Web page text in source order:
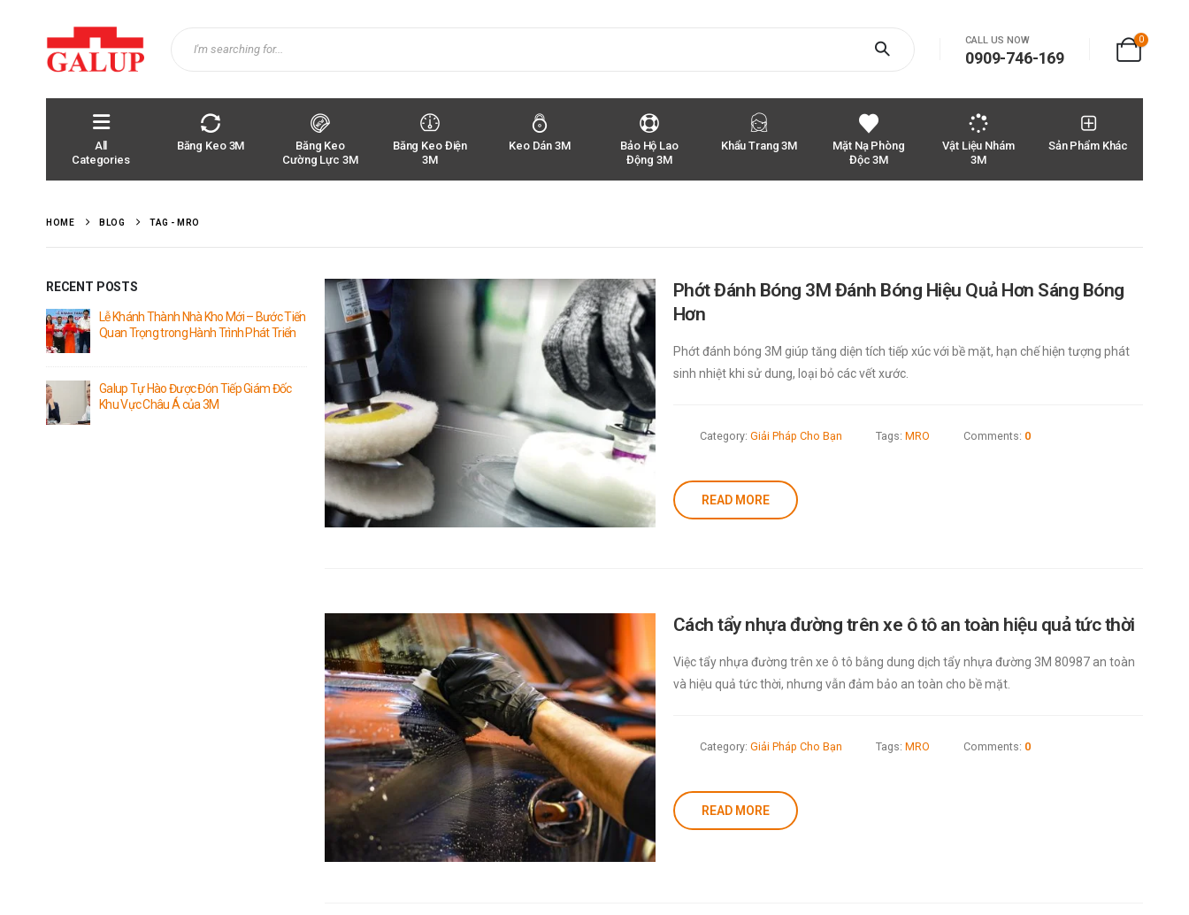
CALL US NOW
0909-746-169
0
All
Categories
Băng Keo 3M
Băng Keo
Cường Lực 3M
Băng Keo Điện
3M
Keo Dán 3M
Bảo Hộ Lao
Động 3M
Khẩu Trang 3M
Mặt Nạ Phòng
Độc 3M
Vật Liệu Nhám
3M
Sản Phẩm Khác
HOME BLOG TAG - MRO
Phớt Đánh Bóng 3M Đánh Bóng Hiệu Quả Hơn Sáng Bóng
Hơn
Phớt đánh bóng 3M giúp tăng diện tích tiếp xúc với bề mặt, hạn chế hiện tượng phát
sinh nhiệt khi sử dung, loại bỏ các vết xước.
Category: Giải Pháp Cho Bạn Tags: MRO Comments: 0
READ MORE
Cách tẩy nhựa đường trên xe ô tô an toàn hiệu quả tức thời
Việc tẩy nhựa đường trên xe ô tô bằng dung dịch tẩy nhựa đường 3M 80987 an toàn
và hiệu quả tức thời, nhưng vẫn đảm bảo an toàn cho bề mặt.
Category: Giải Pháp Cho Bạn Tags: MRO Comments: 0
READ MORE
RECENT POSTS
Lễ Khánh Thành Nhà Kho Mới – Bước Tiến
Quan Trọng trong Hành Trình Phát Triển
Galup Tự Hào Được Đón Tiếp Giám Đốc
Khu Vực Châu Á của 3M